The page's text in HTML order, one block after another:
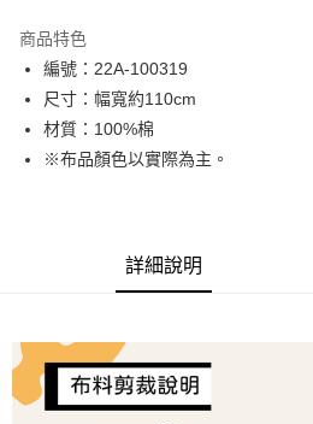
Apple Pay
街口支付
Google Pay
【大哥付你分期使用說明】
1.本服務由台灣大哥大提供，台灣大哥大用
2.付款方式選擇「大哥付你分期」，訂單成
成交易。
3.實際核准額度、可分期數及費用金額請依
4.訂單成立30分鐘內，如未前往確認交易
消。如遇「轉專審核」未通過狀況，表示未
AFTEE先享後付
AFTEE先享後付是「在收到商品之後才付款
便利好安心！
１．簡單：不需註冊會員、不需綁卡、不需
２．便利：只要手機號碼，簡訊認證，即可
ATM付款
運送方式
商品特色
編號：22A-100319
尺寸：幅寬約110cm
材質：100%棉
※布品顏色以實際為主。
詳細說明